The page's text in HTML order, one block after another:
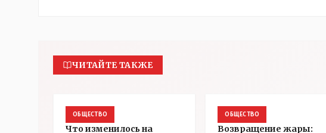
ЧИТАЙТЕ ТАКЖЕ
ОБЩЕСТВО
Что изменилось на
ОБЩЕСТВО
Возвращение жары: